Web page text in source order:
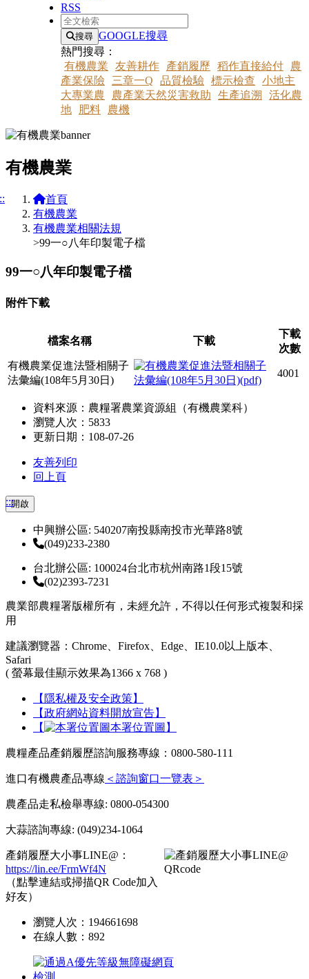
RSS
全文檢索
搜尋 GOOGLE搜尋
熱門搜尋：
有機農業
友善耕作 產銷履歷 稻作直接給付
農
產業保險
三章一Q 品質檢驗 標示檢查
小地主
大專業農
農產業天然災害救助 生產追溯
活化農
地
肥料 農機
有機農業
首頁
有機農業
有機農業相關法規
>99一○八年印製電子檔
99一○八年印製電子檔
附件下載
檔案名稱 下載
下載
次數
有機農業促進法暨相關子
法彙編(108年5月30日)
4001
資料來源：農糧署農業資源組（有機農業科）
瀏覽人次：5833
更新日期：108-07-26
友善列印
回上頁
:::開啟
中興辦公區: 540207南投縣南投市光華路8號
(049)233-2380
台北辦公區: 100024台北市杭州南路1段15號
(02)2393-7231
農業部農糧署版權所有，未經允許，不得以任何形式複製和採
用
建議瀏覽器：Chrome、Firefox、Edge、IE10.0以上版本、
Safari
( 螢幕最佳顯示效果為1366 x 768 )
【隱私權及安全政策】
【政府網站資料開放宣告】
【
本署位置圖】
農糧產品產銷履歷諮詢服務專線：0800-580-111
進口有機農產品專線 ＜諮詢窗口一覽表＞
農產品走私檢舉專線: 0800-054300
大蒜諮詢專線: (049)234-1064
產銷履歷大小事LINE@：
https://lin.ee/FrmWf4N
（點擊連結或掃描QR Code加入
好友）
瀏覽人次： 194661698
在線人數： 892